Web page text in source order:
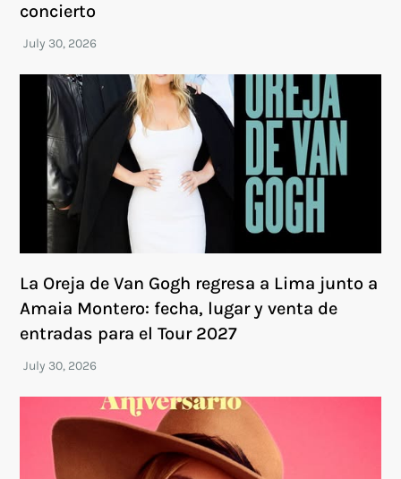
concierto
La Oreja de Van Gogh regresa a Lima junto a
Amaia Montero: fecha, lugar y venta de
entradas para el Tour 2027